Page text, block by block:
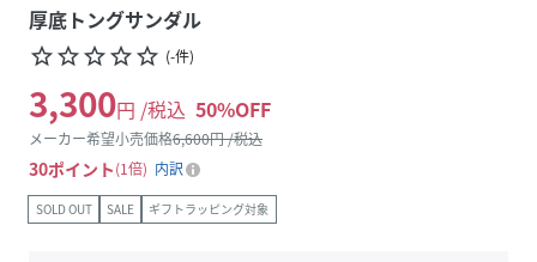
厚底トングサンダル
star_borderstar_borderstar_borderstar_borderstar_border (-件)
3,300円 /税込 50%OFF
メーカー希望小売価格6,600円 /税込
30ポイント 1倍 内訳
SOLD OUT SALE ギフトラッピング対象